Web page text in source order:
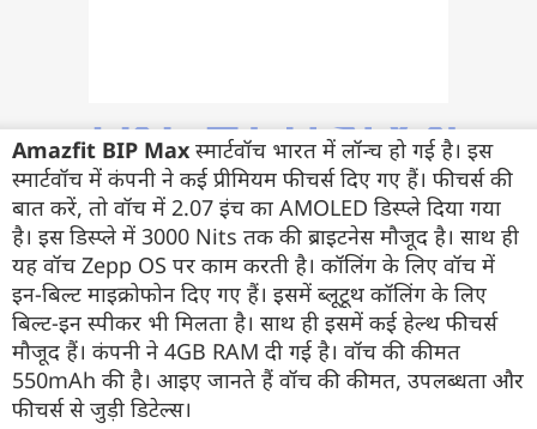
Amazfit BIP Max स्मार्टवॉच भारत में लॉन्च हो गई है। इस
स्मार्टवॉच में कंपनी ने कई प्रीमियम फीचर्स दिए गए हैं। फीचर्स की
बात करें, तो वॉच में 2.07 इंच का AMOLED डिस्प्ले दिया गया
है। इस डिस्प्ले में 3000 Nits तक की ब्राइटनेस मौजूद है। साथ ही
यह वॉच Zepp OS पर काम करती है। कॉलिंग के लिए वॉच में
इन-बिल्ट माइक्रोफोन दिए गए हैं। इसमें ब्लूटूथ कॉलिंग के लिए
बिल्ट-इन स्पीकर भी मिलता है। साथ ही इसमें कई हेल्थ फीचर्स
मौजूद हैं। कंपनी ने 4GB RAM दी गई है। वॉच की कीमत
550mAh की है। आइए जानते हैं वॉच की कीमत, उपलब्धता और
फीचर्स से जुड़ी डिटेल्स।